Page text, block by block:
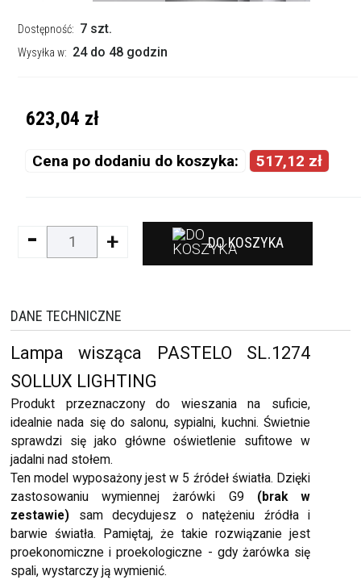
Dostępność: 7 szt.
Wysyłka w: 24 do 48 godzin
623,04 zł
Cena po dodaniu do koszyka: 517,12 zł
- + DO KOSZYKA
DANE TECHNICZNE
Lampa wisząca PASTELO SL.1274
SOLLUX LIGHTING
Produkt przeznaczony do wieszania na suficie,
idealnie nada się do salonu, sypialni, kuchni. Świetnie
sprawdzi się jako główne oświetlenie sufitowe w
jadalni nad stołem.
Ten model wyposażony jest w 5 źródeł światła. Dzięki
zastosowaniu wymiennej żarówki G9 (brak w
zestawie) sam decydujesz o natężeniu źródła i
barwie światła. Pamiętaj, że takie rozwiązanie jest
proekonomiczne i proekologiczne - gdy żarówka się
spali, wystarczy ją wymienić.